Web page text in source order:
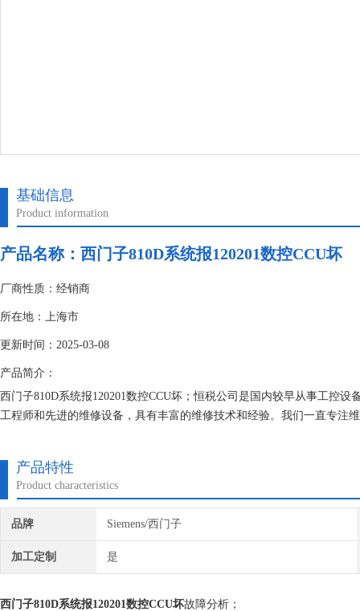
基础信息
Product information
产品名称： 西门子810D系统报120201数控CCU坏
厂商性质：经销商
所在地：上海市
更新时间：2025-03-08
产品简介：
西门子810D系统报120201数控CCU坏；恒税公司是国内较早从事工控
工程师和先进的维修设备，具有丰富的维修技术和经验。我们一直专注
产品特性
Product characteristics
品牌 Siemens/西门子
加工定制 是
西门子810D系统报120201数控CCU坏故障分析；